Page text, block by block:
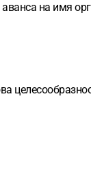
на имя